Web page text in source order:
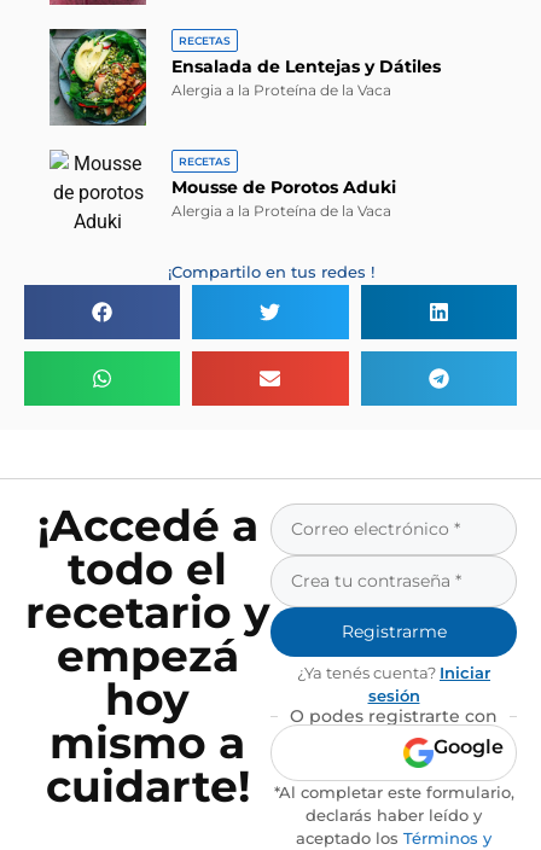
RECETAS
Ensalada de Lentejas y Dátiles
Alergia a la Proteína de la Vaca
RECETAS
Mousse de Porotos Aduki
Alergia a la Proteína de la Vaca
¡Compartilo en tus redes !
¡Accedé a
todo el
recetario y
empezá
hoy
mismo a
cuidarte!
Registrarme
¿Ya tenés cuenta? Iniciar
sesión
O podes registrarte con
Google
*Al completar este formulario,
declarás haber leído y
aceptado los Términos y